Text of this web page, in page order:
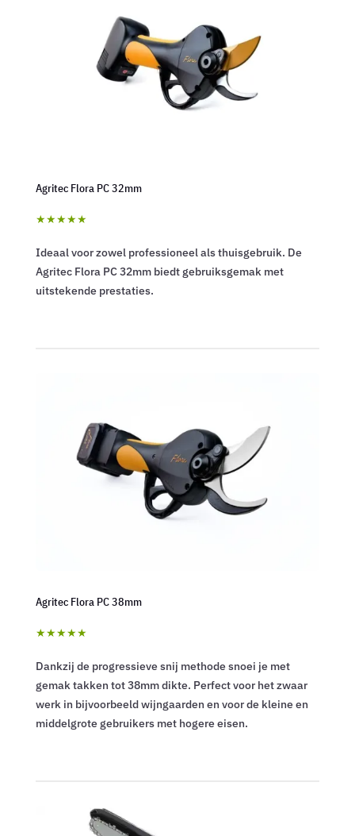
Agritec Flora PC 32mm
★★★★★
Ideaal voor zowel professioneel als thuisgebruik. De
Agritec Flora PC 32mm biedt gebruiksgemak met
uitstekende prestaties.
Agritec Flora PC 38mm
★★★★★
Dankzij de progressieve snij methode snoei je met
gemak takken tot 38mm dikte. Perfect voor het zwaar
werk in bijvoorbeeld wijngaarden en voor de kleine en
middelgrote gebruikers met hogere eisen.